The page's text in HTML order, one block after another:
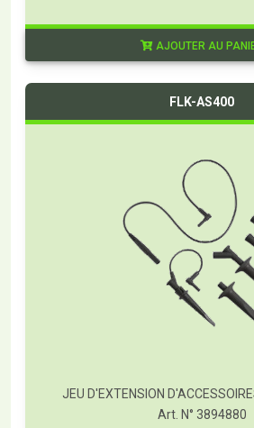
AJOUTER AU
FLK-AS400
JEU D'EXTENSION
Art. N° 3894880